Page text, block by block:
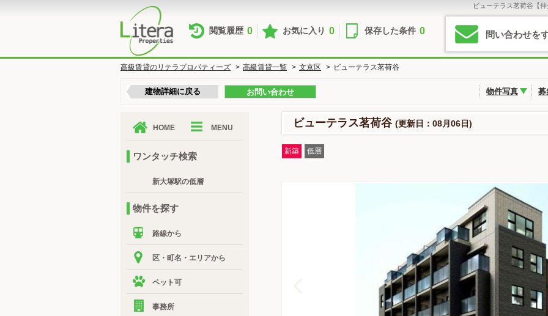
ビューテラス茗荷谷【
閲覧履歴 0 お気に入り 0 保存した条件 0 問い合わせを
高級賃貸のリテラプロパティーズ > 高級賃貸一覧 > 文京区 > ビューテラス茗荷谷
建物詳細に戻る お問い合わせ 物件写真 募
ビューテラス茗荷谷 (更新日：08月06日)
新築 低層
HOME MENU
ワンタッチ検索
新大塚駅の低層
物件を探す
路線から
区・町名・エリアから
ペット可
事務所